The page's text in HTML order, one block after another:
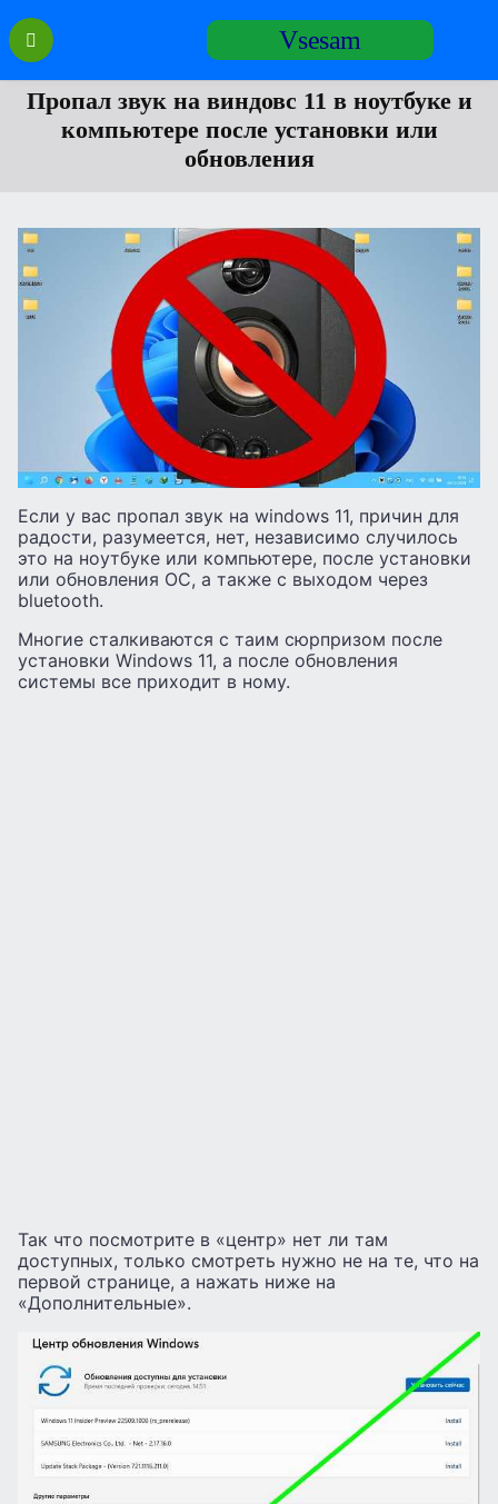
Перейти
содержанию
Vsesam
Пропал звук на виндовс 11 в ноутбуке и
компьютере после установки или
обновления
Если у вас пропал звук на windows 11, причин для
радости, разумеется, нет, независимо случилось
это на ноутбуке или компьютере, после установки
или обновления ОС, а также с выходом через
bluetooth.
Многие сталкиваются с таим сюрпризом после
установки Windows 11, а после обновления
системы все приходит в ному.
Так что посмотрите в «центр» нет ли там
доступных, только смотреть нужно не на те, что на
первой странице, а нажать ниже на
«Дополнительные».